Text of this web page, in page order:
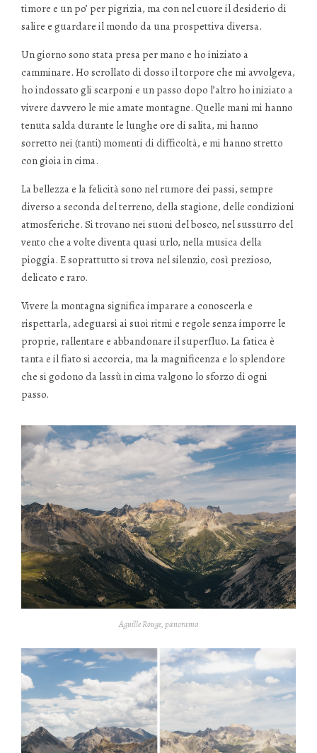
timore e un po’ per pigrizia, ma con nel cuore il desiderio di
salire e guardare il mondo da una prospettiva diversa.
Un giorno sono stata presa per mano e ho iniziato a
camminare. Ho scrollato di dosso il torpore che mi avvolgeva,
ho indossato gli scarponi e un passo dopo l’altro ho iniziato a
vivere davvero le mie amate montagne. Quelle mani mi hanno
tenuta salda durante le lunghe ore di salita, mi hanno
sorretto nei (tanti) momenti di difficoltà, e mi hanno stretto
con gioia in cima.
La bellezza e la felicità sono nel rumore dei passi, sempre
diverso a seconda del terreno, della stagione, delle condizioni
atmosferiche. Si trovano nei suoni del bosco, nel sussurro del
vento che a volte diventa quasi urlo, nella musica della
pioggia. E soprattutto si trova nel silenzio, così prezioso,
delicato e raro.
Vivere la montagna significa imparare a conoscerla e
rispettarla, adeguarsi ai suoi ritmi e regole senza imporre le
proprie, rallentare e abbandonare il superfluo. La fatica è
tanta e il fiato si accorcia, ma la magnificenza e lo splendore
che si godono da lassù in cima valgono lo sforzo di ogni
passo.
Aguille Rouge, panorama